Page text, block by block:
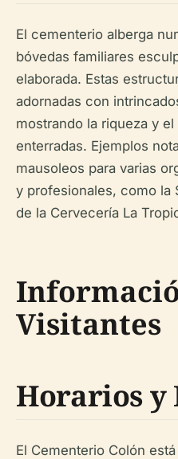
El cementerio alberga
bóvedas familiares
elaborada. Estas
adornadas con
mostrando la riqueza y
enterradas. Ejemplos
mausoleos para varias
y profesionales, como la
de la Cervecería La
Visitantes
Horarios y
El Cementerio Colón